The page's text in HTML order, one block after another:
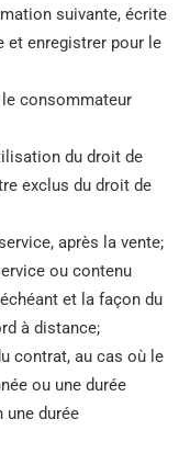
suivante, écrite
et enregistrer pour le
consommateur
du droit de
exclus du droit de
après la vente;
ou contenu
et la façon du
à distance;
contrat, au cas où le
ou une durée
une durée